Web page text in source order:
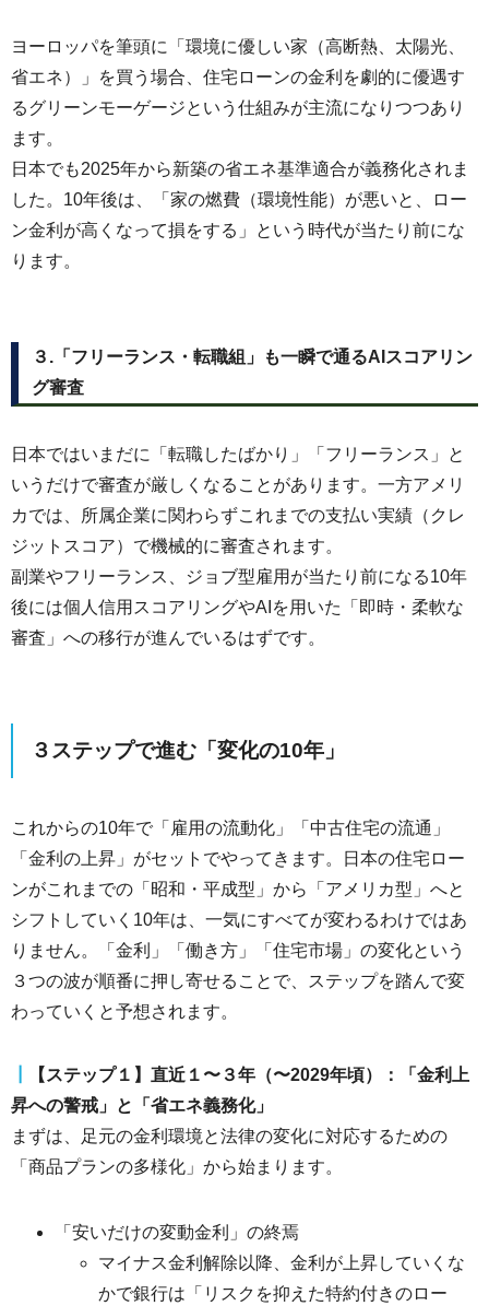
ヨーロッパを筆頭に「環境に優しい家（高断熱、太陽光、
省エネ）」を買う場合、住宅ローンの金利を劇的に優遇す
るグリーンモーゲージという仕組みが主流になりつつあり
ます。
日本でも2025年から新築の省エネ基準適合が義務化されま
した。10年後は、「家の燃費（環境性能）が悪いと、ロー
ン金利が高くなって損をする」という時代が当たり前にな
ります。
３.「フリーランス・転職組」も一瞬で通るAIスコアリン
グ審査
日本ではいまだに「転職したばかり」「フリーランス」と
いうだけで審査が厳しくなることがあります。一方アメリ
カでは、所属企業に関わらずこれまでの支払い実績（クレ
ジットスコア）で機械的に審査されます。
副業やフリーランス、ジョブ型雇用が当たり前になる10年
後には個人信用スコアリングやAIを用いた「即時・柔軟な
審査」への移行が進んでいるはずです。
３ステップで進む「変化の10年」
これからの10年で「雇用の流動化」「中古住宅の流通」
「金利の上昇」がセットでやってきます。日本の住宅ロー
ンがこれまでの「昭和・平成型」から「アメリカ型」へと
シフトしていく10年は、一気にすべてが変わるわけではあ
りません。「金利」「働き方」「住宅市場」の変化という
３つの波が順番に押し寄せることで、ステップを踏んで変
わっていくと予想されます。
【ステップ１】直近１〜３年（〜2029年頃）：「金利上
昇への警戒」と「省エネ義務化」
まずは、足元の金利環境と法律の変化に対応するための
「商品プランの多様化」から始まります。
「安いだけの変動金利」の終焉
マイナス金利解除以降、金利が上昇していくな
かで銀行は「リスクを抑えた特約付きのロー